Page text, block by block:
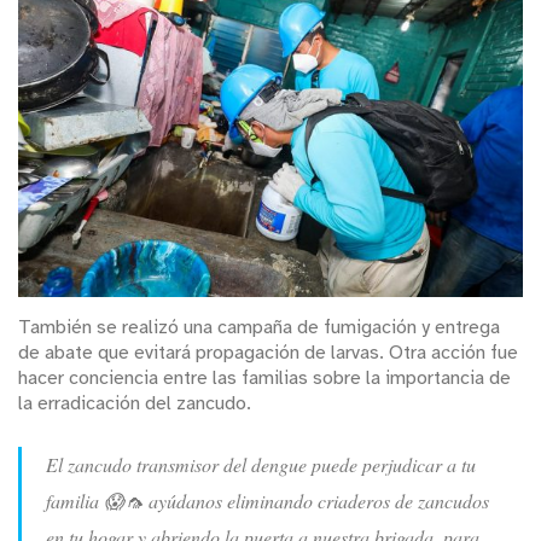
También se realizó una campaña de fumigación y entrega
de abate que evitará propagación de larvas. Otra acción fue
hacer conciencia entre las familias sobre la importancia de
la erradicación del zancudo.
El zancudo transmisor del dengue puede perjudicar a tu
familia 😱🦟 ayúdanos eliminando criaderos de zancudos